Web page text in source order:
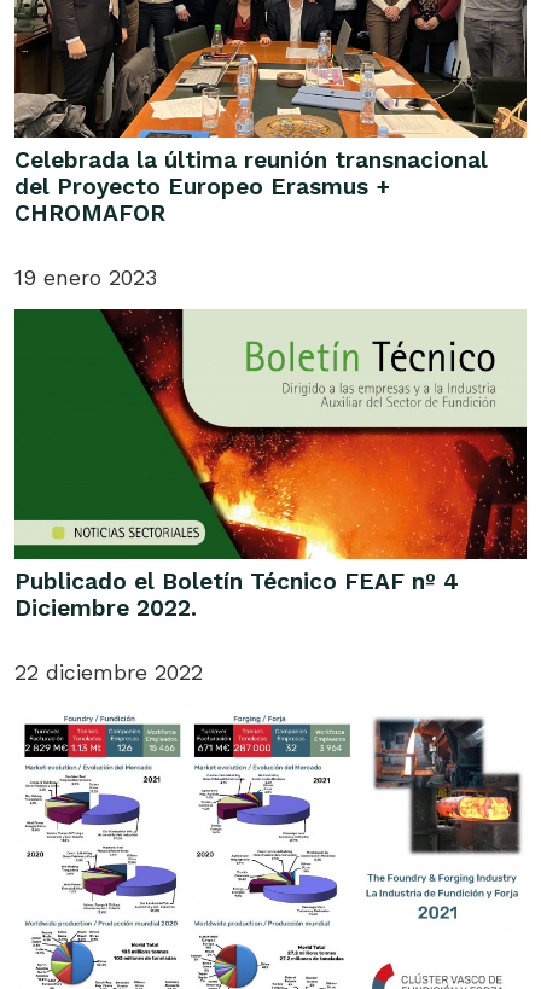
Celebrada la última reunión transnacional
del Proyecto Europeo Erasmus +
CHROMAFOR
19 enero 2023
Publicado el Boletín Técnico FEAF nº 4
Diciembre 2022.
22 diciembre 2022